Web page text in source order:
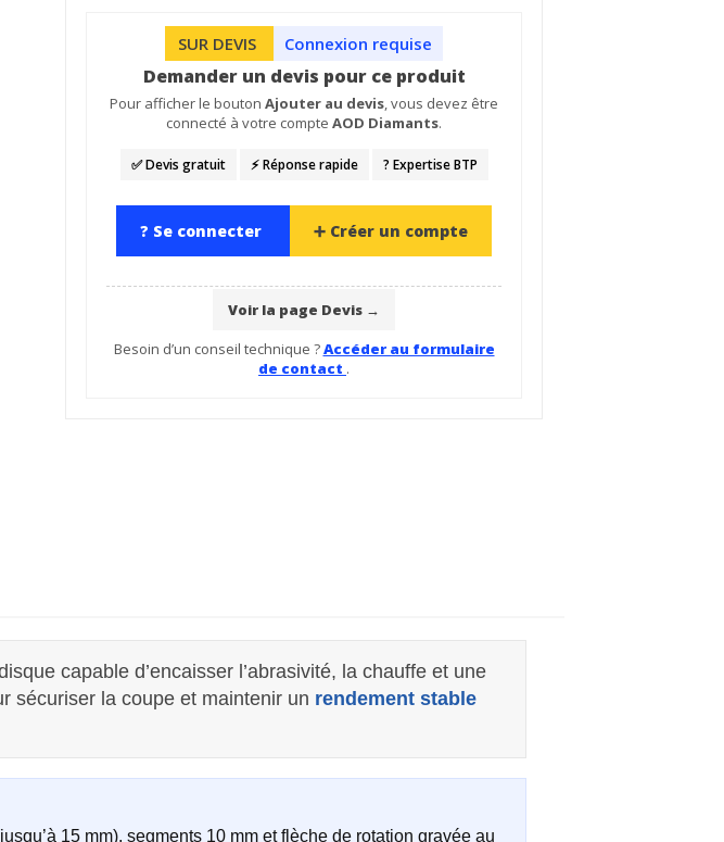
SUR DEVIS Connexion requise
Demander un devis pour ce produit
Pour afficher le bouton Ajouter au devis, vous devez être
connecté à votre compte AOD Diamants.
✅ Devis gratuit ⚡ Réponse rapide ?️ Expertise BTP
? Se connecter ➕ Créer un compte
Voir la page Devis →
Besoin d’un conseil technique ?Accéder au formulaire
de contact .
capable d’encaisser l’abrasivité, la chauffe et une
sécuriser la coupe et maintenir un rendement stable
15 mm), segments 10 mm et flèche de rotation gravée au